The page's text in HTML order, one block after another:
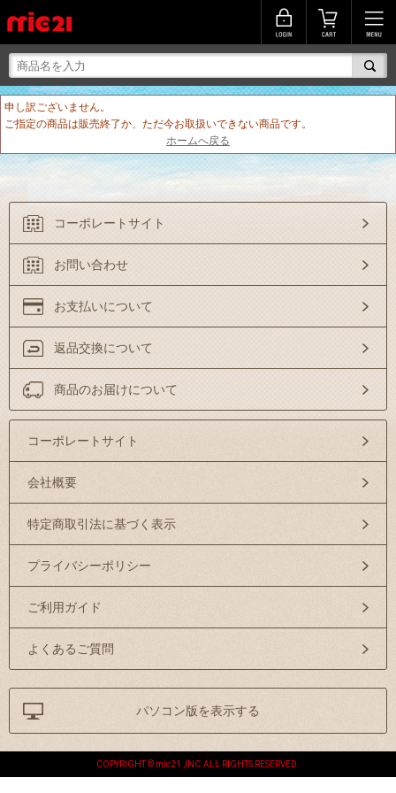
申し訳ございません。
ご指定の商品は販売終了か、ただ今お取扱いできない商品です。
ホームへ戻る
コーポレートサイト
お問い合わせ
お支払いについて
返品交換について
商品のお届けについて
コーポレートサイト
会社概要
特定商取引法に基づく表示
プライバシーポリシー
ご利用ガイド
よくあるご質問
パソコン版を表示する
COPYRIGHT © mic21 ,INC.ALL RIGHTS RESERVED.